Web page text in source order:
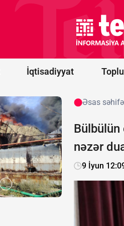
İqtisadiyyat
prosesi
artıq
praktiki
nəticələr
mərhələsinə
RƏY
Əsas səhifə
nəzər
9 İyun